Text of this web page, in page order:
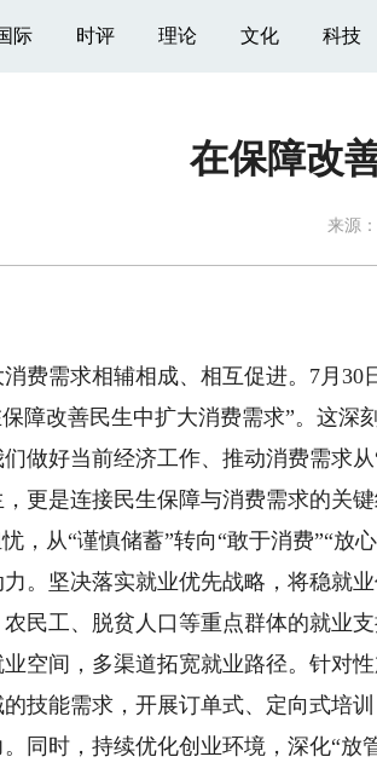
际 时评 理论 文化 科技
在保障改
来源：
需求相辅相成、相互促进。7月30
障改善民生中扩大消费需求”。这深
做好当前经济工作、推动消费需求从
是连接民生保障与消费需求的关键
，从“谨慎储蓄”转向“敢于消费”“放
。坚决落实就业优先战略，将稳就
民工、脱贫人口等重点群体的就业
空间，多渠道拓宽就业路径。针对
技能需求，开展订单式、定向式培
同时，持续优化创业环境，深化“放